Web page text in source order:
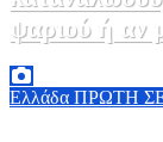
ψαριού ή αν
ΕΟΔΥ
Ελλάδα ΠΡΩΤΗ